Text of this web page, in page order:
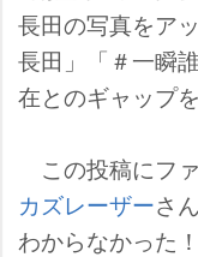
長田の写真をア
長田」「＃一瞬
在とのギャップ
この投稿にフ
カズレーザーさ
わからなかった